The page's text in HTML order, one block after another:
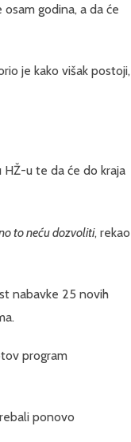
godina, a da će
je kako višak postoji,
u te da će do kraja
to neću dozvoliti, rekao
nabavke 25 novih
program
ponovo